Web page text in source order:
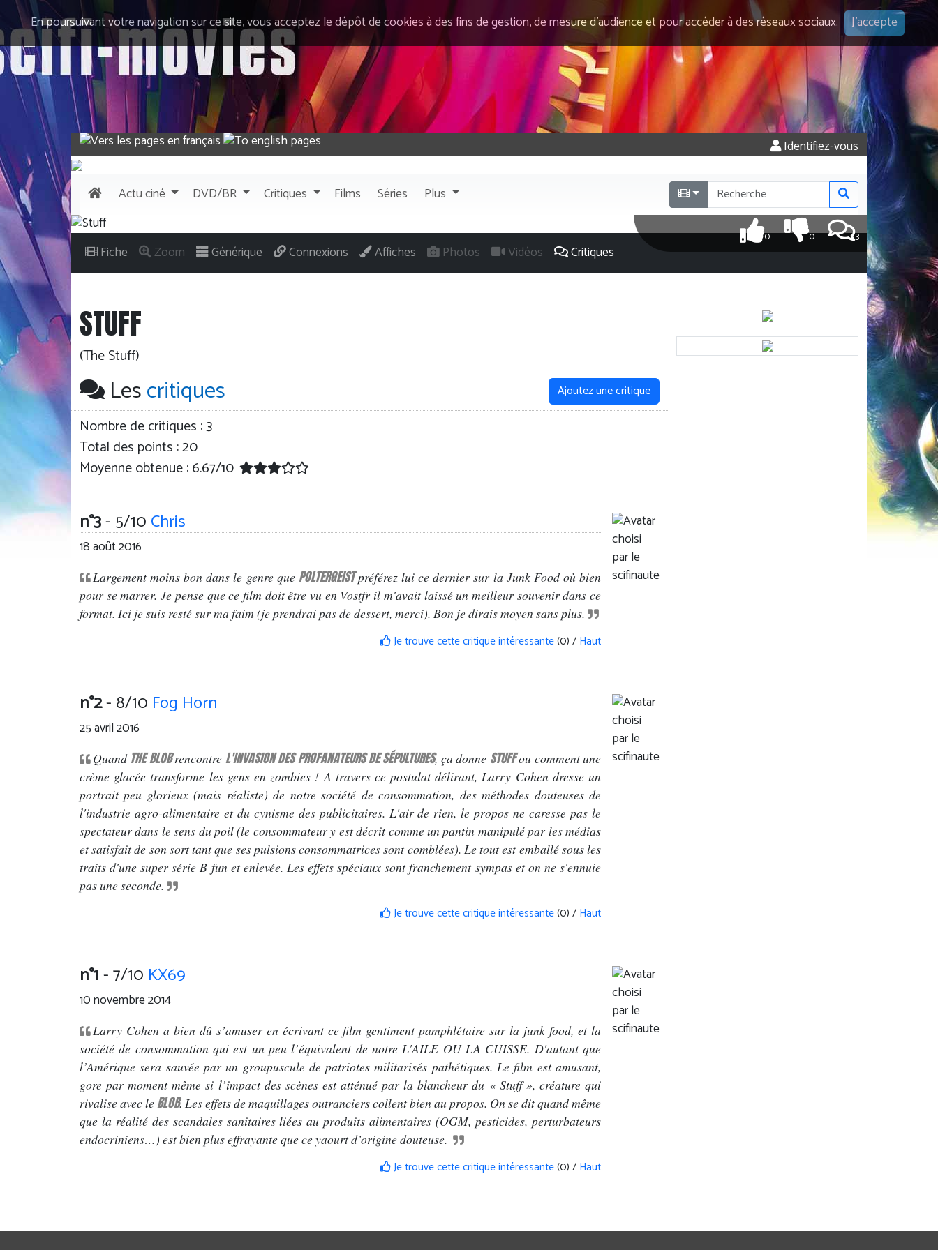
En poursuivant votre navigation sur ce site, vous acceptez le dépôt de cookies à des fins de gestion, de mesure d’audience et pour accéder à des réseaux sociaux. J'accepte
Identifiez-vous
Actuciné DVD/BR Critiques Films Séries Plus
3
0
0
Fiche Zoom Générique Connexions Affiches Photos Vidéos Critiques
STUFF
(The Stuff)
Lescritiques Ajoutez une critique
Nombre de critiques :3
Total des points : 20
Moyenne obtenue :6.67/10
n°3- 5/10 Chris
18 août 2016
Largement moins bon dans le genre que POLTERGEISTpréférez lui ce dernier sur la Junk Food où bien
pour se marrer. Je pense que ce film doit être vu en Vostfr il m'avait laissé un meilleur souvenir dans ce
format. Ici je suis resté sur ma faim (je prendrai pas de dessert, merci). Bon je dirais moyen sans plus.
Je trouve cette critique intéressante(0) / Haut
n°2- 8/10 Fog Horn
25 avril 2016
Quand THE BLOBrencontre L'INVASION DES PROFANATEURS DE SÉPULTURES, ça donne STUFFou comment une
crème glacée transforme les gens en zombies ! A travers ce postulat délirant, Larry Cohen dresse un
portrait peu glorieux (mais réaliste) de notre société de consommation, des méthodes douteuses de
l'industrie agro-alimentaire et du cynisme des publicitaires. L'air de rien, le propos ne caresse pas le
spectateur dans le sens du poil (le consommateur y est décrit comme un pantin manipulé par les médias
et satisfait de son sort tant que ses pulsions consommatrices sont comblées). Le tout est emballé sous les
traits d'une super série B fun et enlevée. Les effets spéciaux sont franchement sympas et on ne s'ennuie
pas une seconde.
Je trouve cette critique intéressante(0) / Haut
n°1- 7/10 KX69
10 novembre 2014
Larry Cohen a bien dû s’amuser en écrivant ce film gentiment pamphlétaire sur la junk food, et la
société de consommation qui est un peu l’équivalent de notre L'AILE OU LA CUISSE. D'autant que
l’Amérique sera sauvée par un groupuscule de patriotes militarisés pathétiques. Le film est amusant,
gore par moment même si l’impact des scènes est atténué par la blancheur du « Stuff », créature qui
rivalise avec leBLOB. Les effets de maquillages outranciers collent bien au propos. On se dit quand même
que la réalité des scandales sanitaires liées au produits alimentaires (OGM, pesticides, perturbateurs
endocriniens…) est bien plus effrayante que ce yaourt d’origine douteuse.
Je trouve cette critique intéressante(0) / Haut